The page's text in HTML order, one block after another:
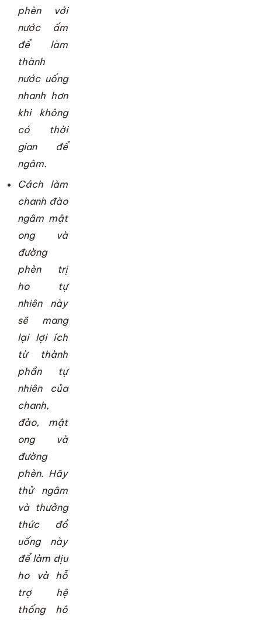
phèn với
nước ấm
để làm
thành
nước uống
nhanh hơn
khi không
có thời
gian để
ngâm.
Cách làm
chanh đào
ngâm mật
ong và
đường
phèn trị
ho tự
nhiên này
sẽ mang
lại lợi ích
từ thành
phần tự
nhiên của
chanh,
đào, mật
ong và
đường
phèn. Hãy
thử ngâm
và thưởng
thức đồ
uống này
để làm dịu
ho và hỗ
trợ hệ
thống hô